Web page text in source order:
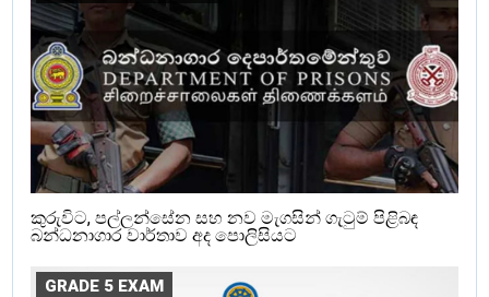
කුරුවිට, පල්ලන්සේන සහ නව මැගසින් ගැටුම් පිළිබඳ
බන්ධනාගාර වාර්තාව අද පොලිසියට
GRADE 5 EXAM